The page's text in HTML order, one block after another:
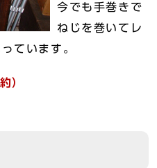
今でも手巻きで
ねじを巻いてレ
ています。
）